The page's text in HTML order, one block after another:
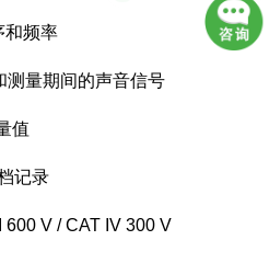
和频率
测量期间的声音信号
值
记录
V / CAT IV 300 V